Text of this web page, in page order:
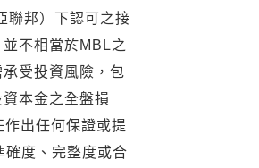
聯邦）下認可之接
不相當於MBL之
受投資風險，包
本金之全盤損
出任何保證或提
確度、完整度或合